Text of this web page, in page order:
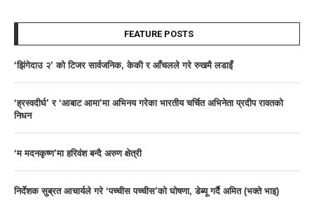
FEATURE POSTS
‘झिंगेदाउ २’ को टिजर सार्वजनिक, केकी र आँचलले गरे रुखमै लडाइँ
‘ह्रस्वदीर्घ’ र ‘आबाट आमा’मा अभिनय गरेका भारतीय चर्चित अभिनेता प्रदीप रावतको
निधन
‘म मदनकृष्ण’मा हरिवंश बन्दै अरुण क्षेत्री
निर्देशक सुब्रत आचार्यले गरे ‘पच्चीस पच्चीस’काे घोषणा, डेब्यू गर्दै अमित (भक्ते भाइ)